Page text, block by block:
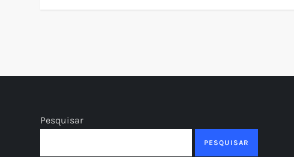
g
ç
Pesquisar
PESQUISAR